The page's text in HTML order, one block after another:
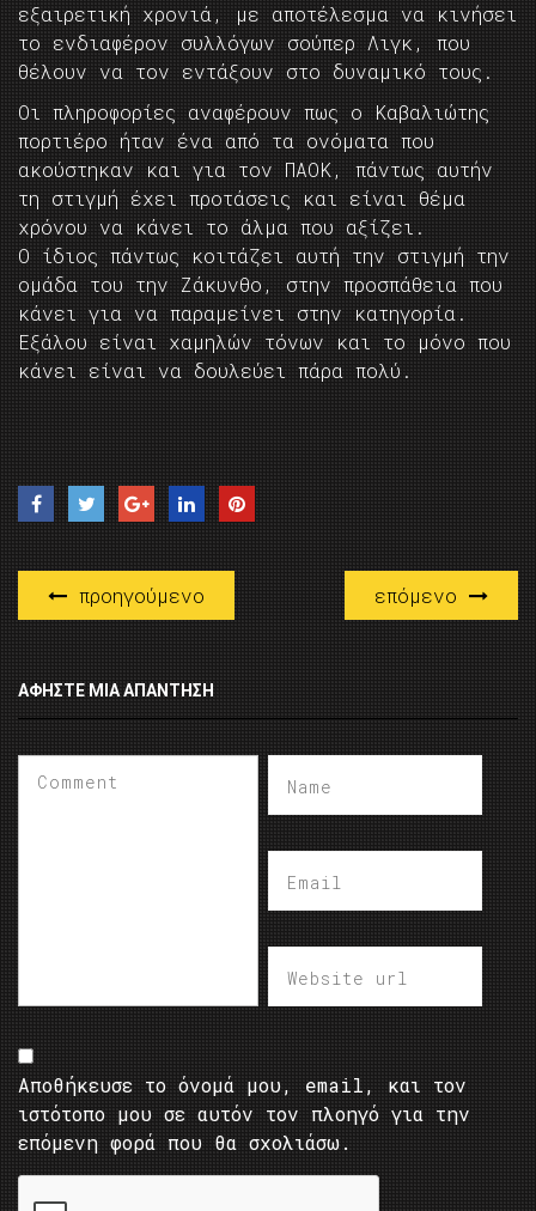
εξαιρετική χρονιά, με αποτέλεσμα να κινήσει
το ενδιαφέρον συλλόγων σούπερ Λιγκ, που
θέλουν να τον εντάξουν στο δυναμικό τους.
Οι πληροφορίες αναφέρουν πως ο Καβαλιώτης
πορτιέρο ήταν ένα από τα ονόματα που
ακούστηκαν και για τον ΠΑΟΚ, πάντως αυτήν
τη στιγμή έχει προτάσεις και είναι θέμα
χρόνου να κάνει το άλμα που αξίζει.
Ο ίδιος πάντως κοιτάζει αυτή την στιγμή την
ομάδα του την Ζάκυνθο, στην προσπάθεια που
κάνει για να παραμείνει στην κατηγορία.
Εξάλου είναι χαμηλών τόνων και το μόνο που
κάνει είναι να δουλεύει πάρα πολύ.
προηγούμενο επόμενο
ΑΦΉΣΤΕ ΜΙΑ ΑΠΆΝΤΗΣΗ
Αποθήκευσε το όνομά μου, email, και τον
ιστότοπο μου σε αυτόν τον πλοηγό για την
επόμενη φορά που θα σχολιάσω.